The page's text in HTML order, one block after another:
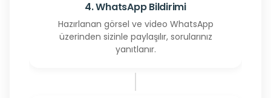
4. WhatsApp Bildirimi
Hazırlanan görsel ve video WhatsApp
üzerinden sizinle paylaşılır, sorularınız
yanıtlanır.